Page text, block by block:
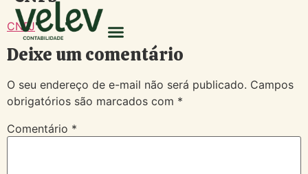
CNPJ
Deixe um comentário
O seu endereço de e-mail não será publicado. Campos
obrigatórios são marcados com *
Comentário *